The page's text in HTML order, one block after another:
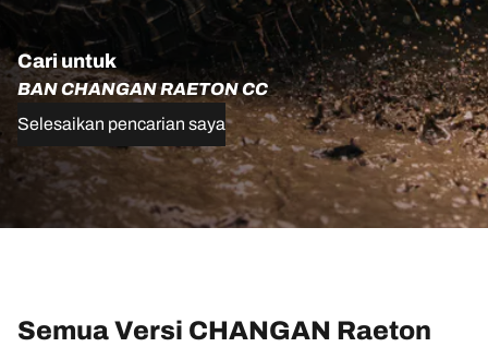
Cari untuk
BAN CHANGAN RAETON CC
Selesaikan pencarian saya
Semua Versi CHANGAN Raeton